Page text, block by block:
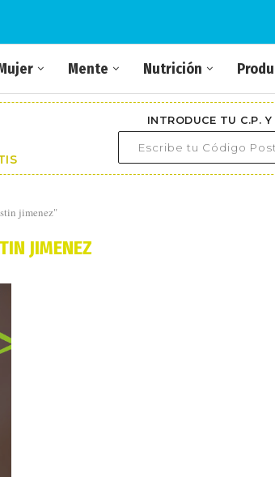
Mente Nutrición
INTRODUCE TU C.P. Y
jimenez"
JIMENEZ